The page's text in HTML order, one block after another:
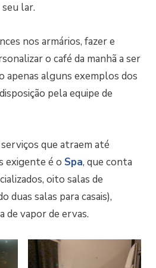
lar.
nos armários, fazer e
o café da manhã a ser
apenas alguns exemplos dos
pela equipe de
que atraem até
exigente é o Spa, que conta
oito salas de
duas salas para casais),
de vapor de ervas.